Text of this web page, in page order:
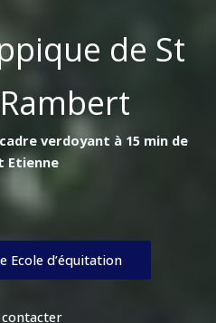
de St
verdoyant à 15 min de
Etienne
Ecole d’équitation